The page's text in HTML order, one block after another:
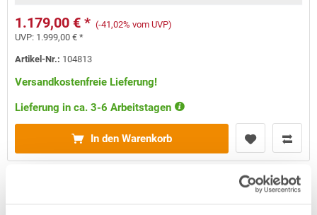
1.179,00 € * (-41,02% vom UVP)
UVP: 1.999,00 € *
Artikel-Nr.: 104813
Versandkostenfreie Lieferung!
Lieferung in ca. 3-6 Arbeitstagen
In den Warenkorb